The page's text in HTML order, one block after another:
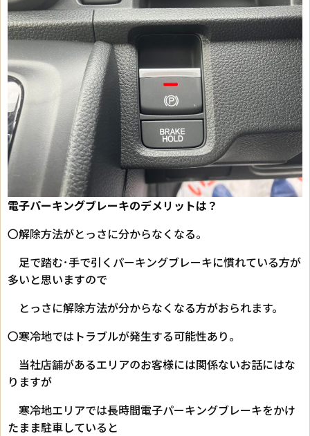
電子パーキングブレーキのデメリットは？
〇解除方法がとっさに分からなくなる。
足で踏む･手で引くパーキングブレーキに慣れている方が
多いと思いますので
とっさに解除方法が分からなくなる方がおられます。
〇寒冷地ではトラブルが発生する可能性あり。
当社店舗があるエリアのお客様には関係ないお話にはな
りますが
寒冷地エリアでは長時間電子パーキングブレーキをかけ
たまま駐車していると